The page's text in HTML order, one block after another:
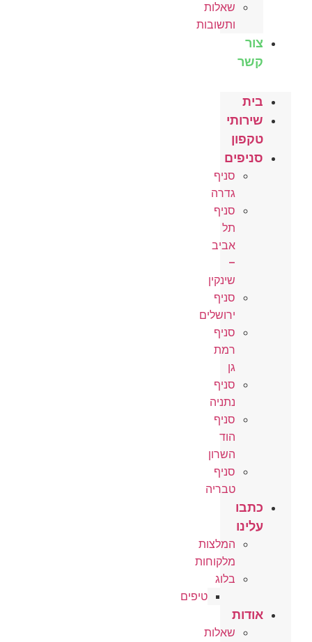
שאלות
ותשובות
צור
קשר
בית
שירותי
טקפון
סניפים
סניף
גדרה
סניף
תל
אביב
–
שינקין
סניף
ירושלים
סניף
רמת
גן
סניף
נתניה
סניף
הוד
השרון
סניף
טבריה
כתבו
עלינו
המלצות
מלקוחות
בלוג
טיפים
אודות
שאלות